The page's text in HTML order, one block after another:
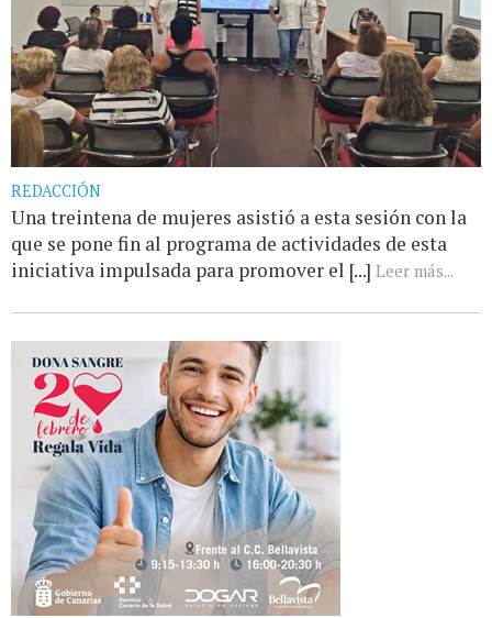
REDACCIÓN
Una treintena de mujeres asistió a esta sesión con la
que se pone fin al programa de actividades de esta
iniciativa impulsada para promover el [...] Leer más...